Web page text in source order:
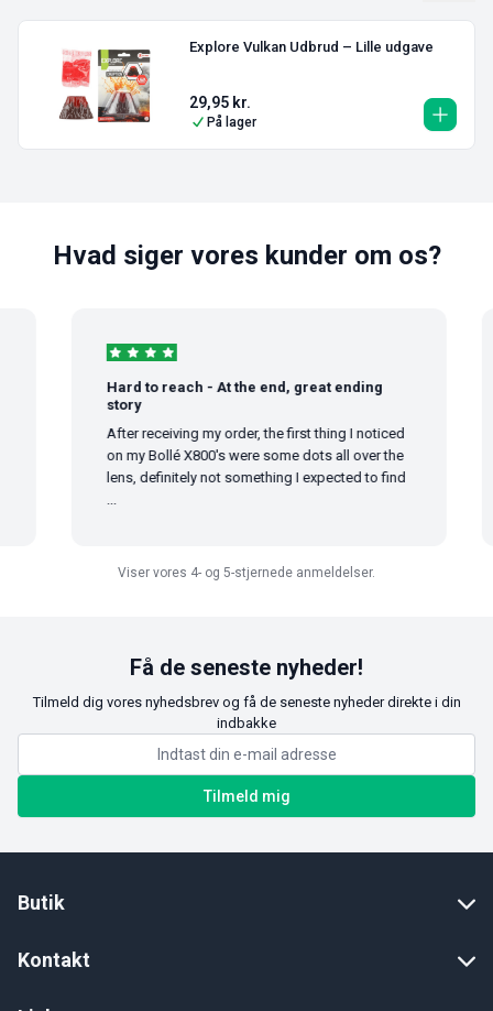
Explore Vulkan Udbrud – Lille udgave
29,95 kr.
På lager
Hvad siger vores kunder om os?
Hard to reach - At the end, great ending
story
After receiving my order, the first thing I noticed
on my Bollé X800's were some dots all over the
lens, definitely not something I expected to find
Viser vores 4- og 5-stjernede anmeldelser.
Få de seneste nyheder!
Tilmeld dig vores nyhedsbrev og få de seneste nyheder direkte i din
indbakke
Tilmeld mig
Butik
Kontakt